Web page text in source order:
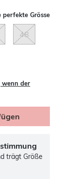
perfekte Grösse
48
wenn der
trägt Größe